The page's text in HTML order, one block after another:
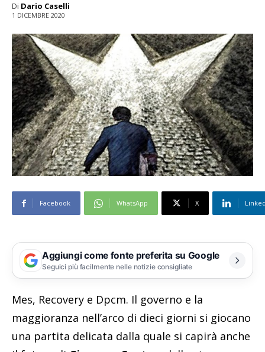
Di Dario Caselli
1 DICEMBRE 2020
Facebook WhatsApp X
Aggiungi come fonte preferita su Google
Seguici più facilmente nelle notizie consigliate
Mes, Recovery e Dpcm. Il governo e la
maggioranza nell’arco di dieci giorni si giocano
una partita delicata dalla quale si capirà anche